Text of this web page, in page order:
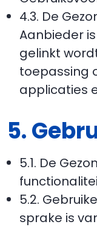
4.3. De
Aanbieder
gelinkt
toepassing
applicaties
5.
5.1. De
5.2.
sprake is